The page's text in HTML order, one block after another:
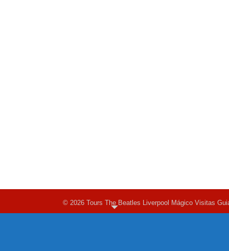
© 2026 Tours The Beatles Liverpool Mágico Visitas